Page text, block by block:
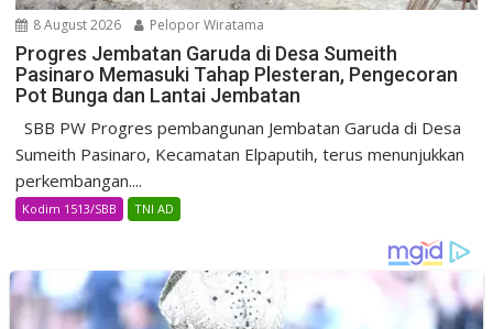
8 August 2026 Pelopor Wiratama
Progres Jembatan Garuda di Desa Sumeith
Pasinaro Memasuki Tahap Plesteran, Pengecoran
Pot Bunga dan Lantai Jembatan
SBB PW Progres pembangunan Jembatan Garuda di Desa
Sumeith Pasinaro, Kecamatan Elpaputih, terus menunjukkan
perkembangan....
Kodim 1513/SBB TNI AD